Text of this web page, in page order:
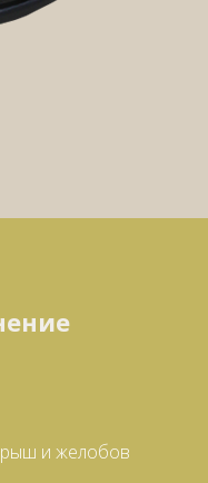
и желобов